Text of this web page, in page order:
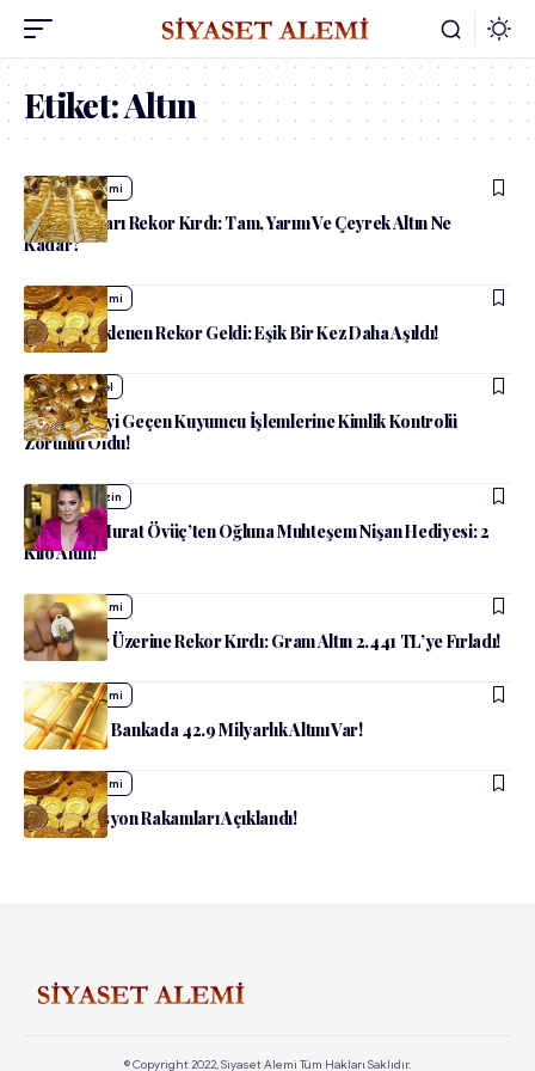
Etiket:Altın
admin Ekonomi
Altın Fiyatları Rekor Kırdı: Tam, Yarım Ve Çeyrek Altın Ne
Kadar?
admin Ekonomi
Altında Beklenen Rekor Geldi: Eşik Bir Kez Daha Aşıldı!
admin Güncel
185 Bin TL’yi Geçen Kuyumcu İşlemlerine Kimlik Kontrolü
Zorunlu Oldu!
admin Magazin
Fenomen Murat Övüç’ten Oğluna Muhteşem Nişan Hediyesi: 2
Kilo Altın!
admin Ekonomi
Altın Rekor Üzerine Rekor Kırdı: Gram Altın 2.441 TL’ye Fırladı!
admin Ekonomi
İzmirlilerin Bankada 42.9 Milyarlık Altını Var!
admin Ekonomi
ABD Enflasyon Rakamları Açıklandı!
© Copyright 2022, Siyaset Alemi Tüm Hakları Saklıdır.